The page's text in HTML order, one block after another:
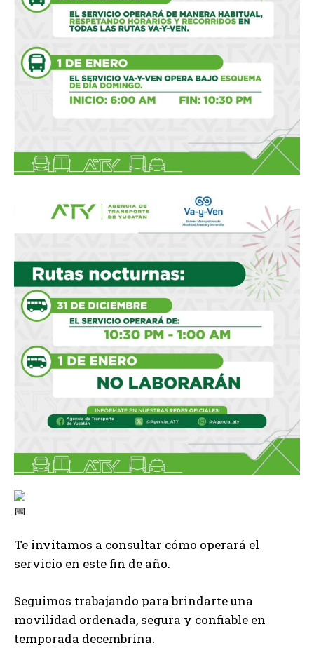
Te invitamos a consultar cómo operará el
servicio en este fin de año.
Seguimos trabajando para brindarte una
movilidad ordenada, segura y confiable en
temporada decembrina.